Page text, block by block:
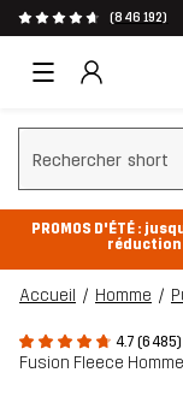
(846 192)
Effacer la recherche
PROMOS D'ÉTÉ :
réduction
Accueil Homme
4.7 (6 485)
Fusion Fleece Homme